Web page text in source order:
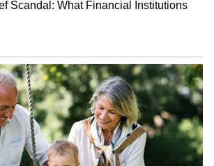
చంద్ర మరో అద్భుతమైన ఘనత
దాదాసాహెబ్ ఫాల్కే ఫిల్మ్ ఫెస్టివల్‌లో
అందుకున్నారు. "మంత్ ఆఫ్